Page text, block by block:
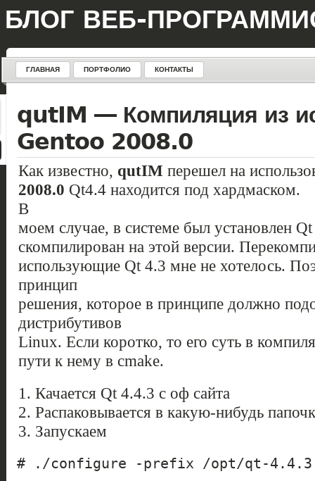
БЛОГ ВЕБ-
ГЛАВНАЯ ПОРТФОЛИО КОНТАКТЫ
qutIM — Компиляция из
Gentoo 2008.0
Как известно, qutIM перешел на
2008.0 Qt4.4 находится под хардмаском.
В
моем случае, в системе был установлен
скомпилирован на этой версии.
использующие Qt 4.3 мне не хотелось.
принцип
решения, которое в принципе должно
дистрибутивов
Linux. Если коротко, то его суть в
пути к нему в cmake.
1. Качается Qt 4.4.3 с оф сайта
2. Распаковывается в какую-нибудь
3. Запускаем
# ./configure -prefix /opt/qt-4.4.3